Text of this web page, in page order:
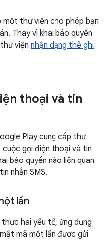
một thư viện cho phép bạn
Thay vì khai báo quyền
viện nhận dạng thẻ ghi
thoại và tin
Play cung cấp thư
cuộc gọi điện thoại và tin
báo quyền nào liên quan
nhắn SMS.
lần
hai yếu tố, ứng dụng
mã một lần được gửi